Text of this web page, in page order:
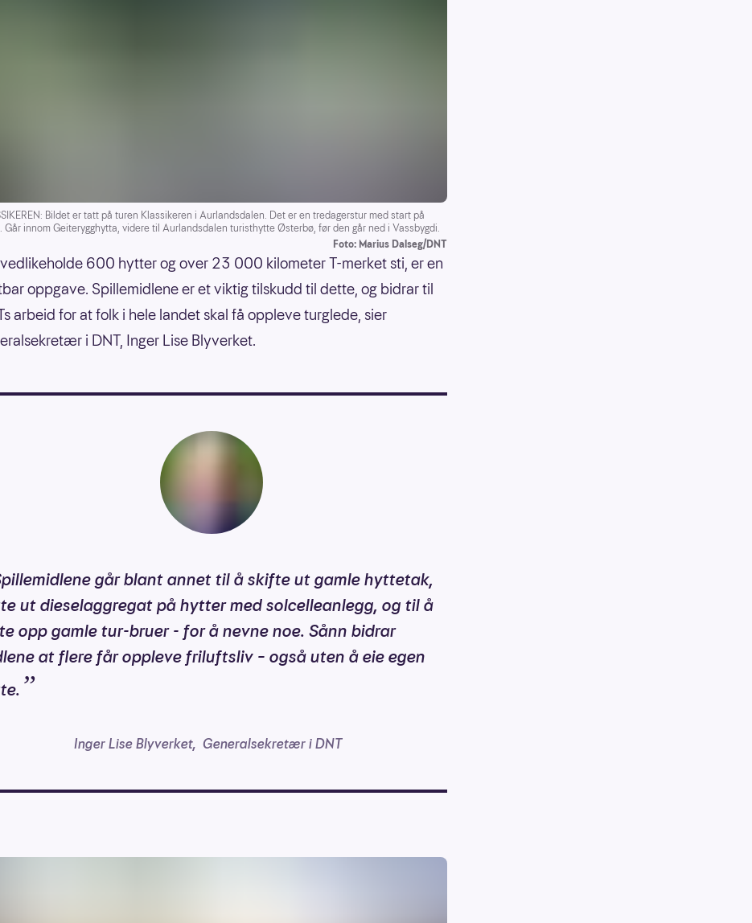
Bildet er tatt på turen Klassikeren i Aurlandsdalen. Det er en tredagerstur med start på
Går innom Geiterygghytta, videre til Aurlandsdalen turisthytte Østerbø, før den går ned i Vassbygdi.
Foto: Marius Dalseg/DNT
600 hytter og over 23 000 kilometer T-merket sti, er en
oppgave. Spillemidlene er et viktig tilskudd til dette, og bidrar til
arbeid for at folk i hele landet skal få oppleve turglede, sier
i DNT, Inger Lise Blyverket.
går blant annet til å skifte ut gamle hyttetak,
ut dieselaggregat på hytter med solcelleanlegg, og til å
opp gamle tur-bruer - for å nevne noe. Sånn bidrar
at flere får oppleve friluftsliv – også uten å eie egen
”
Inger Lise Blyverket, Generalsekretær i DNT